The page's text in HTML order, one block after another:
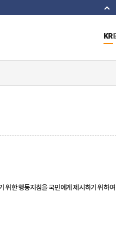
KR
위한 행동지침을 국민에게 제시하기 위하